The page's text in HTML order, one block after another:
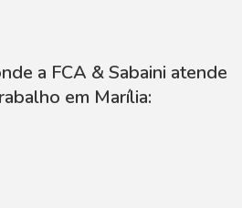
a FCA & Sabaini atende
em Marília: